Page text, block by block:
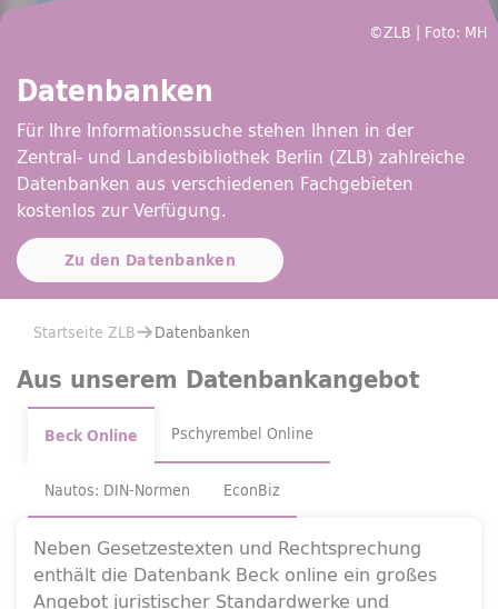
©ZLB | Foto: MH
Datenbanken
Für Ihre Informationssuche stehen Ihnen in der
Zentral- und Landesbibliothek Berlin (ZLB) zahlreiche
Datenbanken aus verschiedenen Fachgebieten
kostenlos zur Verfügung.
Zu den Datenbanken
Sie befinden sich hier:
Startseite ZLB Datenbanken
Aus unserem Datenbankangebot
Beck Online Pschyrembel Online
Nautos: DIN-Normen EconBiz
Neben Gesetzestexten und Rechtsprechung
enthält die Datenbank Beck online ein großes
Angebot juristischer Standardwerke und